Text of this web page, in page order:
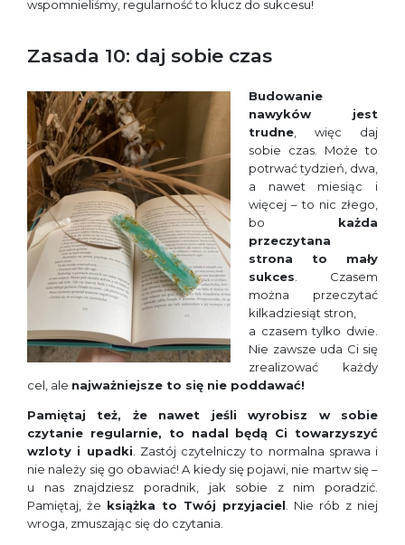
wspomnieliśmy, regularność to klucz do sukcesu!
Zasada 10: daj sobie czas
Budowanie
nawyków jest
trudne , więc daj
sobie czas. Może to
potrwać tydzień, dwa,
a nawet miesiąc i
więcej – to nic złego,
bo każda
przeczytana
strona to mały
sukces . Czasem
można przeczytać
kilkadziesiąt stron,
a czasem tylko dwie.
Nie zawsze uda Ci się
zrealizować każdy
cel, ale najważniejsze to się nie poddawać!
Pamiętaj też, że nawet jeśli wyrobisz w sobie
czytanie regularnie, to nadal będą Ci towarzyszyć
wzloty i upadki . Zastój czytelniczy to normalna sprawa i
nie należy się go obawiać! A kiedy się pojawi, nie martw się –
u nas znajdziesz poradnik, jak sobie z nim poradzić.
Pamiętaj, że książka to Twój przyjaciel . Nie rób z niej
wroga, zmuszając się do czytania.